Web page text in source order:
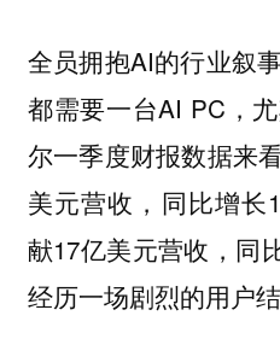
全员拥抱AI的行业叙
都需要一台AI PC，
尔一季度财报数据来
美元营收，同比增长
献17亿美元营收，同
经历一场剧烈的用户结